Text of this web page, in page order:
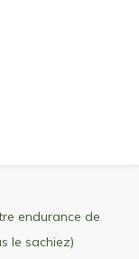
ski
endurance de
le sachiez)